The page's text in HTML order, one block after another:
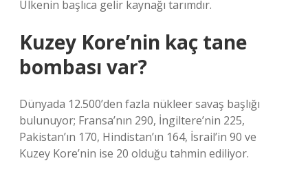
Ülkenin başlıca gelir kaynağı tarımdır.
Kuzey Kore’nin kaç tane
bombası var?
Dünyada 12.500’den fazla nükleer savaş başlığı
bulunuyor; Fransa’nın 290, İngiltere’nin 225,
Pakistan’ın 170, Hindistan’ın 164, İsrail’in 90 ve
Kuzey Kore’nin ise 20 olduğu tahmin ediliyor.